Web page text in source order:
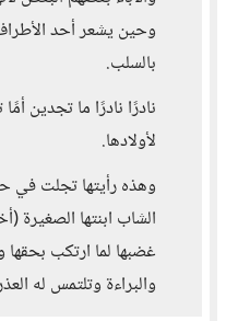
وحين يشعر أحد
بالسلب.
نادرًا نادرًا ما تجدين
لأولادها.
وهذه رأيتها تجلت في
الشاب ابنتها
غضبها لما ارتكب بحقها
والبراءة وتلتمس له